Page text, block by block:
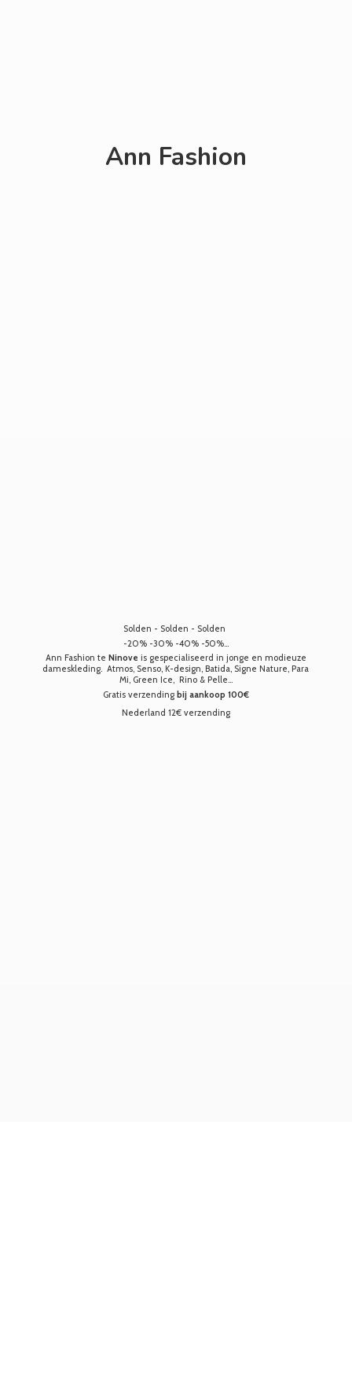
Ann Fashion
Solden - Solden - Solden
-20% -30% -40% -50%...
Ann Fashion te Ninove is gespecialiseerd in jonge en modieuze
dameskleding. Atmos, Senso, K-design, Batida, Signe Nature, Para
Mi, Green Ice, Rino & Pelle...
Gratis verzending bij aankoop 100€
Nederland 12€ verzending